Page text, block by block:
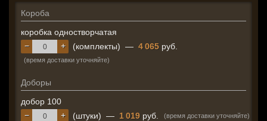
Короба
коробка одностворчатая
+
− (комплекты) — 4 065 руб.
(время доставки уточняйте)
Доборы
добор 100
+
− (штуки) — 1 019 руб. (время доставки уточняйте)